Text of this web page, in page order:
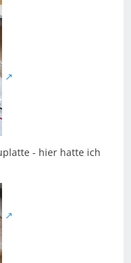
- hier hatte ich